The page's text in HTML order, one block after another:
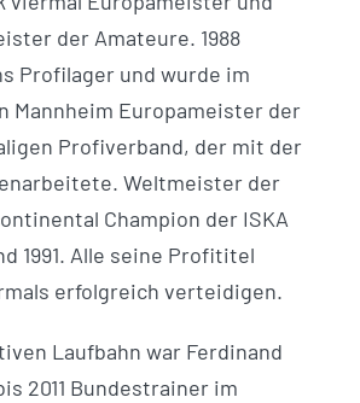
der Amateure. 1988
Profilager und wurde im
Mannheim Europameister der
Profiverband, der mit der
Weltmeister der
Champion der ISKA
1991. Alle seine Profititel
erfolgreich verteidigen.
Laufbahn war Ferdinand
2011 Bundestrainer im